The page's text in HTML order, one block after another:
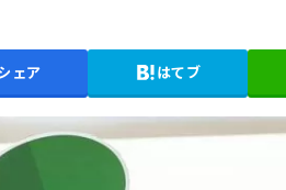
ェア はてブ